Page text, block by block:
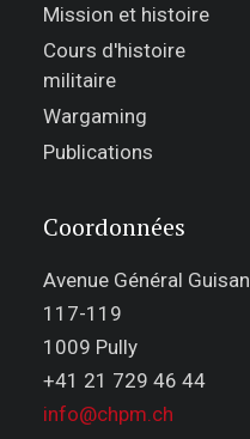
Mission et histoire
Cours d'histoire
militaire
Wargaming
Publications
Coordonnées
Avenue Général Guisan
117-119
1009 Pully
+41 21 729 46 44
info@chpm.ch